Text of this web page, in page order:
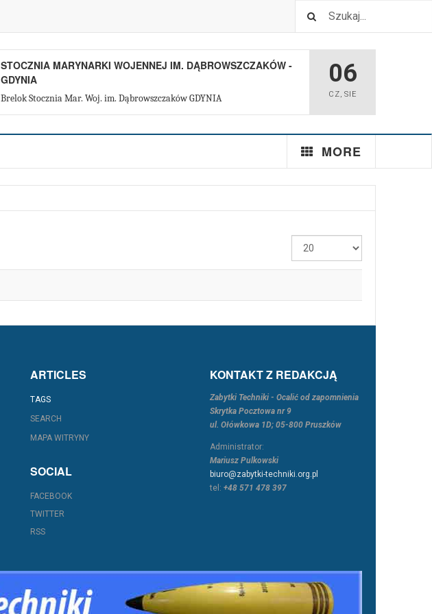
STOCZNIA MARYNARKI WOJENNEJ IM. DĄBROWSZCZAKÓW -
GDYNIA
Brelok Stocznia Mar. Woj. im. Dąbrowszczaków GDYNIA
06
CZ,SIE
MORE
Pokaż
#
ARTICLES
TAGS
SEARCH
MAPA WITRYNY
SOCIAL
FACEBOOK
TWITTER
RSS
KONTAKT Z REDAKCJĄ
Zabytki Techniki - Ocalić od zapomnienia
Skrytka Pocztowa nr 9
ul. Ołówkowa 1D; 05-800 Pruszków
Administrator:
Mariusz Pulkowski
biuro@zabytki-techniki.org.pl
tel: +48 571 478 397